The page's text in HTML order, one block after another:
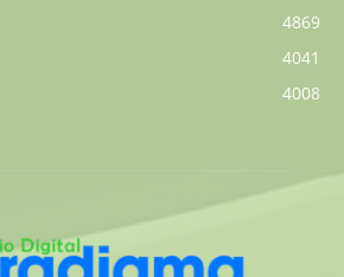
4869
4041
4008